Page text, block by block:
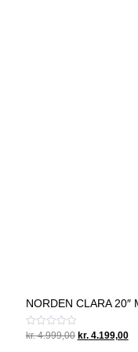
NORDEN CLARA 20″
Vurderet
kr.4.999,00 Original
kr.4.199,00